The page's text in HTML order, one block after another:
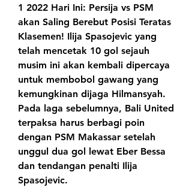
1 2022 Hari Ini: Persija vs PSM
akan Saling Berebut Posisi Teratas
Klasemen! Ilija Spasojevic yang
telah mencetak 10 gol sejauh
musim ini akan kembali dipercaya
untuk membobol gawang yang
kemungkinan dijaga Hilmansyah.
Pada laga sebelumnya, Bali United
terpaksa harus berbagi poin
dengan PSM Makassar setelah
unggul dua gol lewat Eber Bessa
dan tendangan penalti Ilija
Spasojevic.